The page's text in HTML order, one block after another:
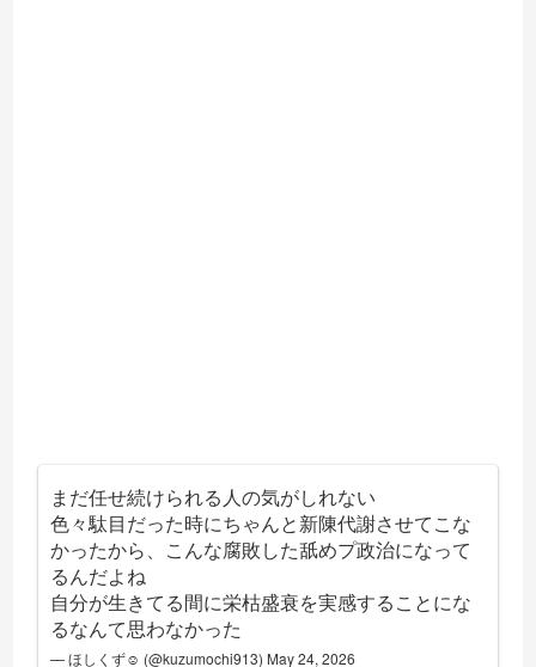
まだ任せ続けられる人の気がしれない
色々駄目だった時にちゃんと新陳代謝させてこな
かったから、こんな腐敗した舐めプ政治になって
るんだよね
自分が生きてる間に栄枯盛衰を実感することにな
るなんて思わなかった
— ほしくず☺︎ (@kuzumochi913) May 24, 2026